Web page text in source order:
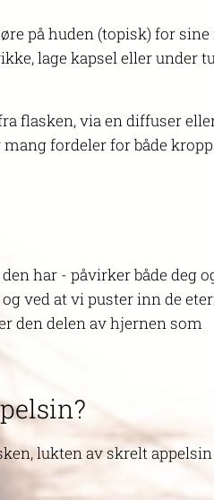
på huden (topisk) for sine
lage kapsel eller under
flasken, via en diffuser
fordeler for både
har - påvirker både deg
ved at vi puster inn de
den delen av hjernen som
lukten av skrelt